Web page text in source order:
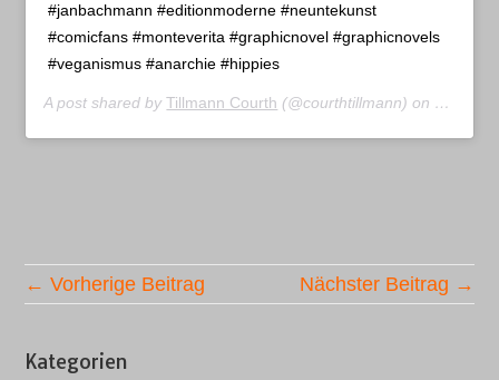
#janbachmann #editionmoderne #neuntekunst
#comicfans #monteverita #graphicnovel #graphicnovels
#veganismus #anarchie #hippies
A post shared byTillmann Courth (@courthtillmann) on Nov 8,
← Vorherige Beitrag Nächster Beitrag →
Kategorien